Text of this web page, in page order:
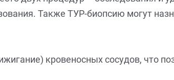
Также ТУР-биопсию могут
кровеносных сосудов, что